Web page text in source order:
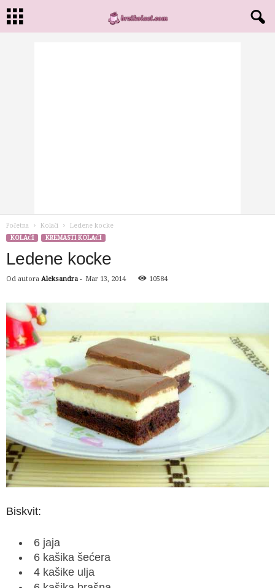
Početna Kolači
Ledene kocke
KOLAČI
KREMASTI KOLAČI
Ledene kocke
Od autora Aleksandra - Mar 13, 2014 10584
Biskvit:
6 jaja
6 kašika šećera
4 kašike ulja